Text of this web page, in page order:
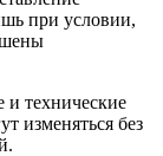
при условии,
и технические
изменяться без